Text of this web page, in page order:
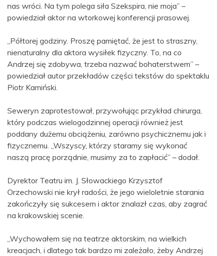
nas wróci. Na tym polega siła Szekspira, nie moja” –
powiedział aktor na wtorkowej konferencji prasowej.
„Półtorej godziny. Proszę pamiętać, że jest to straszny,
nienaturalny dla aktora wysiłek fizyczny. To, na co
Andrzej się zdobywa, trzeba nazwać bohaterstwem” –
powiedział autor przekładów części tekstów do spektaklu
Piotr Kamiński.
Seweryn zaprotestował, przywołując przykład chirurga,
który podczas wielogodzinnej operacji również jest
poddany dużemu obciążeniu, zarówno psychicznemu jak i
fizycznemu. „Wszyscy, którzy staramy się wykonać
naszą pracę porządnie, musimy za to zapłacić” – dodał.
Dyrektor Teatru im. J. Słowackiego Krzysztof
Orzechowski nie krył radości, że jego wieloletnie starania
zakończyły się sukcesem i aktor znalazł czas, aby zagrać
na krakowskiej scenie.
„Wychowałem się na teatrze aktorskim, na wielkich
kreacjach, i dlatego tak bardzo mi zależało, żeby Andrzej